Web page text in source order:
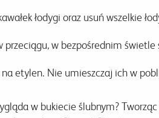
łodygi oraz usuń wszelkie
w bezpośrednim świetle
etylen. Nie umieszczaj ich w
w bukiecie ślubnym?